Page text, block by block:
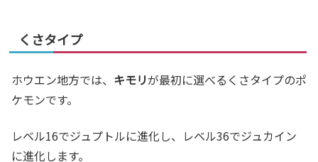
くさタイプ
ホウエン地方では、 キモリが最初に選べるくさタイプのポ
ケモンです。
レベル16でジュプトルに進化し、レベル36でジュカイン
に進化します。